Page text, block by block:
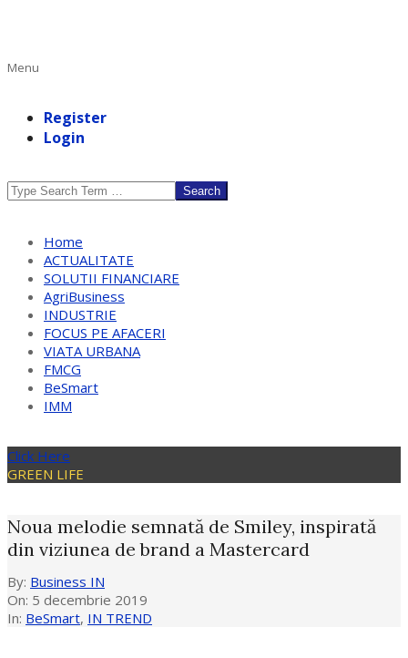
Primary
Menu
Register
Login
Search
Home
ACTUALITATE
SOLUTII FINANCIARE
AgriBusiness
INDUSTRIE
FOCUS PE AFACERI
VIATA URBANA
FMCG
BeSmart
IMM
Click Here
GREEN LIFE
Noua melodie semnată de Smiley, inspirată
din viziunea de brand a Mastercard
By: Business IN
On: 5 decembrie 2019
In: BeSmart, IN TREND